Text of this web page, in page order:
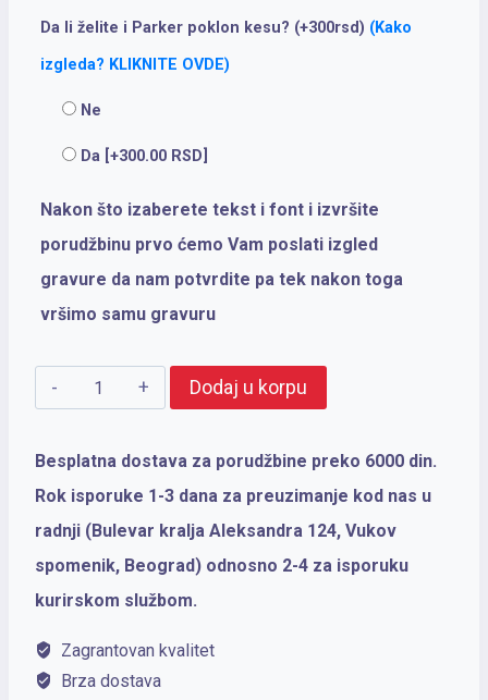
Da li želite i Parker poklon kesu? (+300rsd) (Kako
izgleda? KLIKNITE OVDE)
Ne
Da [+300.00 RSD]
Nakon što izaberete tekst i font i izvršite
porudžbinu prvo ćemo Vam poslati izgled
gravure da nam potvrdite pa tek nakon toga
vršimo samu gravuru
PARKER
NP
SONET
Black
18K
Dodaj u korpu
Besplatna dostava za porudžbine preko 6000 din.
Rok isporuke 1-3 dana za preuzimanje kod nas u
radnji (Bulevar kralja Aleksandra 124, Vukov
spomenik, Beograd) odnosno 2-4 za isporuku
kurirskom službom.
Zagrantovan kvalitet
Brza dostava